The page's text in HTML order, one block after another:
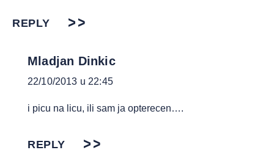
REPLY
Mladjan Dinkic
22/10/2013 u 22:45
i picu na licu, ili sam ja opterecen….
REPLY